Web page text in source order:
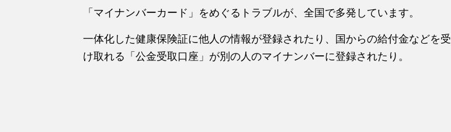
「マイナンバーカード」をめぐ る トラブルが、全国で多発していま す。
一体化した健康保険証に他人 の情報が登録されたり、国からの給付金などを受
け取れる 「公金受取口座」 が別 の 人 のマイナンバーに登録された り。